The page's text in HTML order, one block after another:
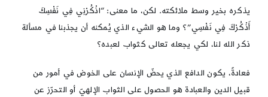
يذكره بخير وسط ملائكته. لكن، ما معنى: “اذْكُرْنِي فِي نَفْسِكَ
أَذْكُرْكَ فِي نَفْسِي”؟ وما هو الشيء الذي يُمكنه أن يجذبنا في مسألة
ذكر الله لنا، لكي يجعله تعالى كثواب لعبده؟
فعادةً، يكون الدافع الذي يحضّ الإنسان على الخوض في أمور من
قبيل الدين والعبادة هو الحصول على الثواب الإلهيّ أو التحرّز عن